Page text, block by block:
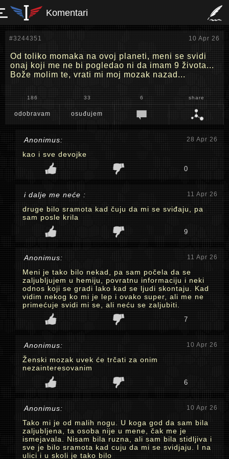
Komentari
#3244351 10 Apr 26
Od toliko momaka na ovoj planeti, meni se svidi
onaj koji me ne bi pogledao ni da imam 9 života...
Bože molim te, vrati mi moj mozak nazad...
186 33 6 share
odobravam osuđujem
Anonimus: 28 Apr 26
kao i sve devojke
0
i dalje me neće : 11 Apr 26
druge bilo sramota kad čuju da mi se sviđaju, pa
sam posle krila
9
Anonimus: 11 Apr 26
Meni je tako bilo nekad, pa sam počela da se
zaljubljujem u hemiju, povratnu informaciju i neki
odnos koji se gradi lako kad se ljudi skontaju. Kad
vidim nekog ko mi je lep i ovako super, ali me ne
primećuje svidi mi se, ali neću se zaljubiti.
7
Anonimus: 10 Apr 26
Ženski mozak uvek će trčati za onim
nezainteresovanim
6
Anonimus: 10 Apr 26
Tako mi je od malih nogu. U koga god da sam bila
zaljubljena, ta osoba nije u mene, čak me je
ismejavala. Nisam bila ruzna, ali sam bila stidljiva i
sve je bilo sramota kad cuju da mi se svidjaju. I na
ulici i u skoli je tako bilo